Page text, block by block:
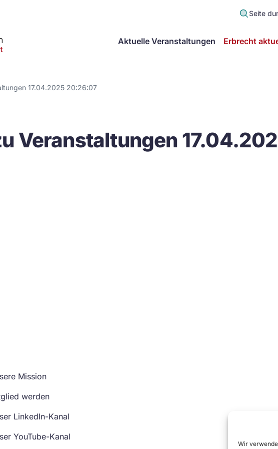
Wir
Seite
Deutscher
Verein
Arbeitsgemeinschaft
Aktuelle Veranstaltungen Erbrecht
17.04.2025 20:26:07
Veranstaltungen
Mission
werden
LinkedIn-Kanal
YouTube-Kanal